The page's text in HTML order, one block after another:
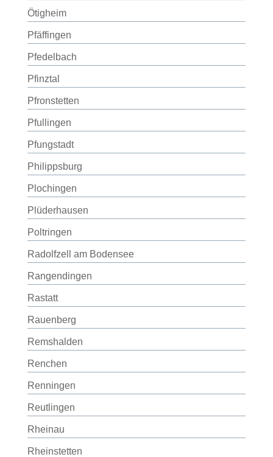
Ötigheim
Pfäffingen
Pfedelbach
Pfinztal
Pfronstetten
Pfullingen
Pfungstadt
Philippsburg
Plochingen
Plüderhausen
Poltringen
Radolfzell am Bodensee
Rangendingen
Rastatt
Rauenberg
Remshalden
Renchen
Renningen
Reutlingen
Rheinau
Rheinstetten